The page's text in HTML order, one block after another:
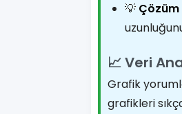
💡
📈 Veri
Grafik
grafikleri